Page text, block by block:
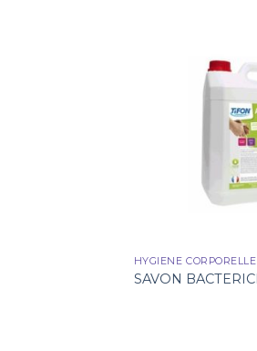
HYGIENE CORPORELLE
SAVON